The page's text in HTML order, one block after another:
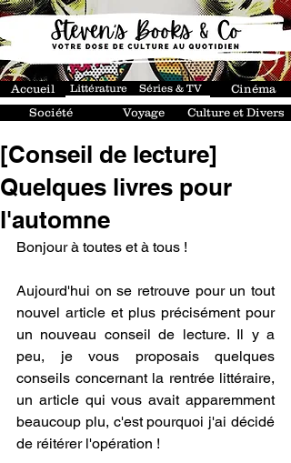
Cinéma
Culture et Divers
Séries & TV
Voyage
Société
Accueil Littérature
[Conseil de lecture]
Quelques livres pour
l'automne
Bonjour à toutes et à tous !
Aujourd'hui on se retrouve pour un tout
nouvel article et plus précisément pour
un nouveau conseil de lecture. Il y a
peu, je vous proposais quelques
conseils concernant la rentrée littéraire,
un article qui vous avait apparemment
beaucoup plu, c'est pourquoi j'ai décidé
de réitérer l'opération !